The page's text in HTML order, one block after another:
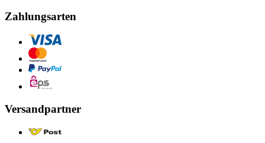
Zahlungsarten
Versandpartner